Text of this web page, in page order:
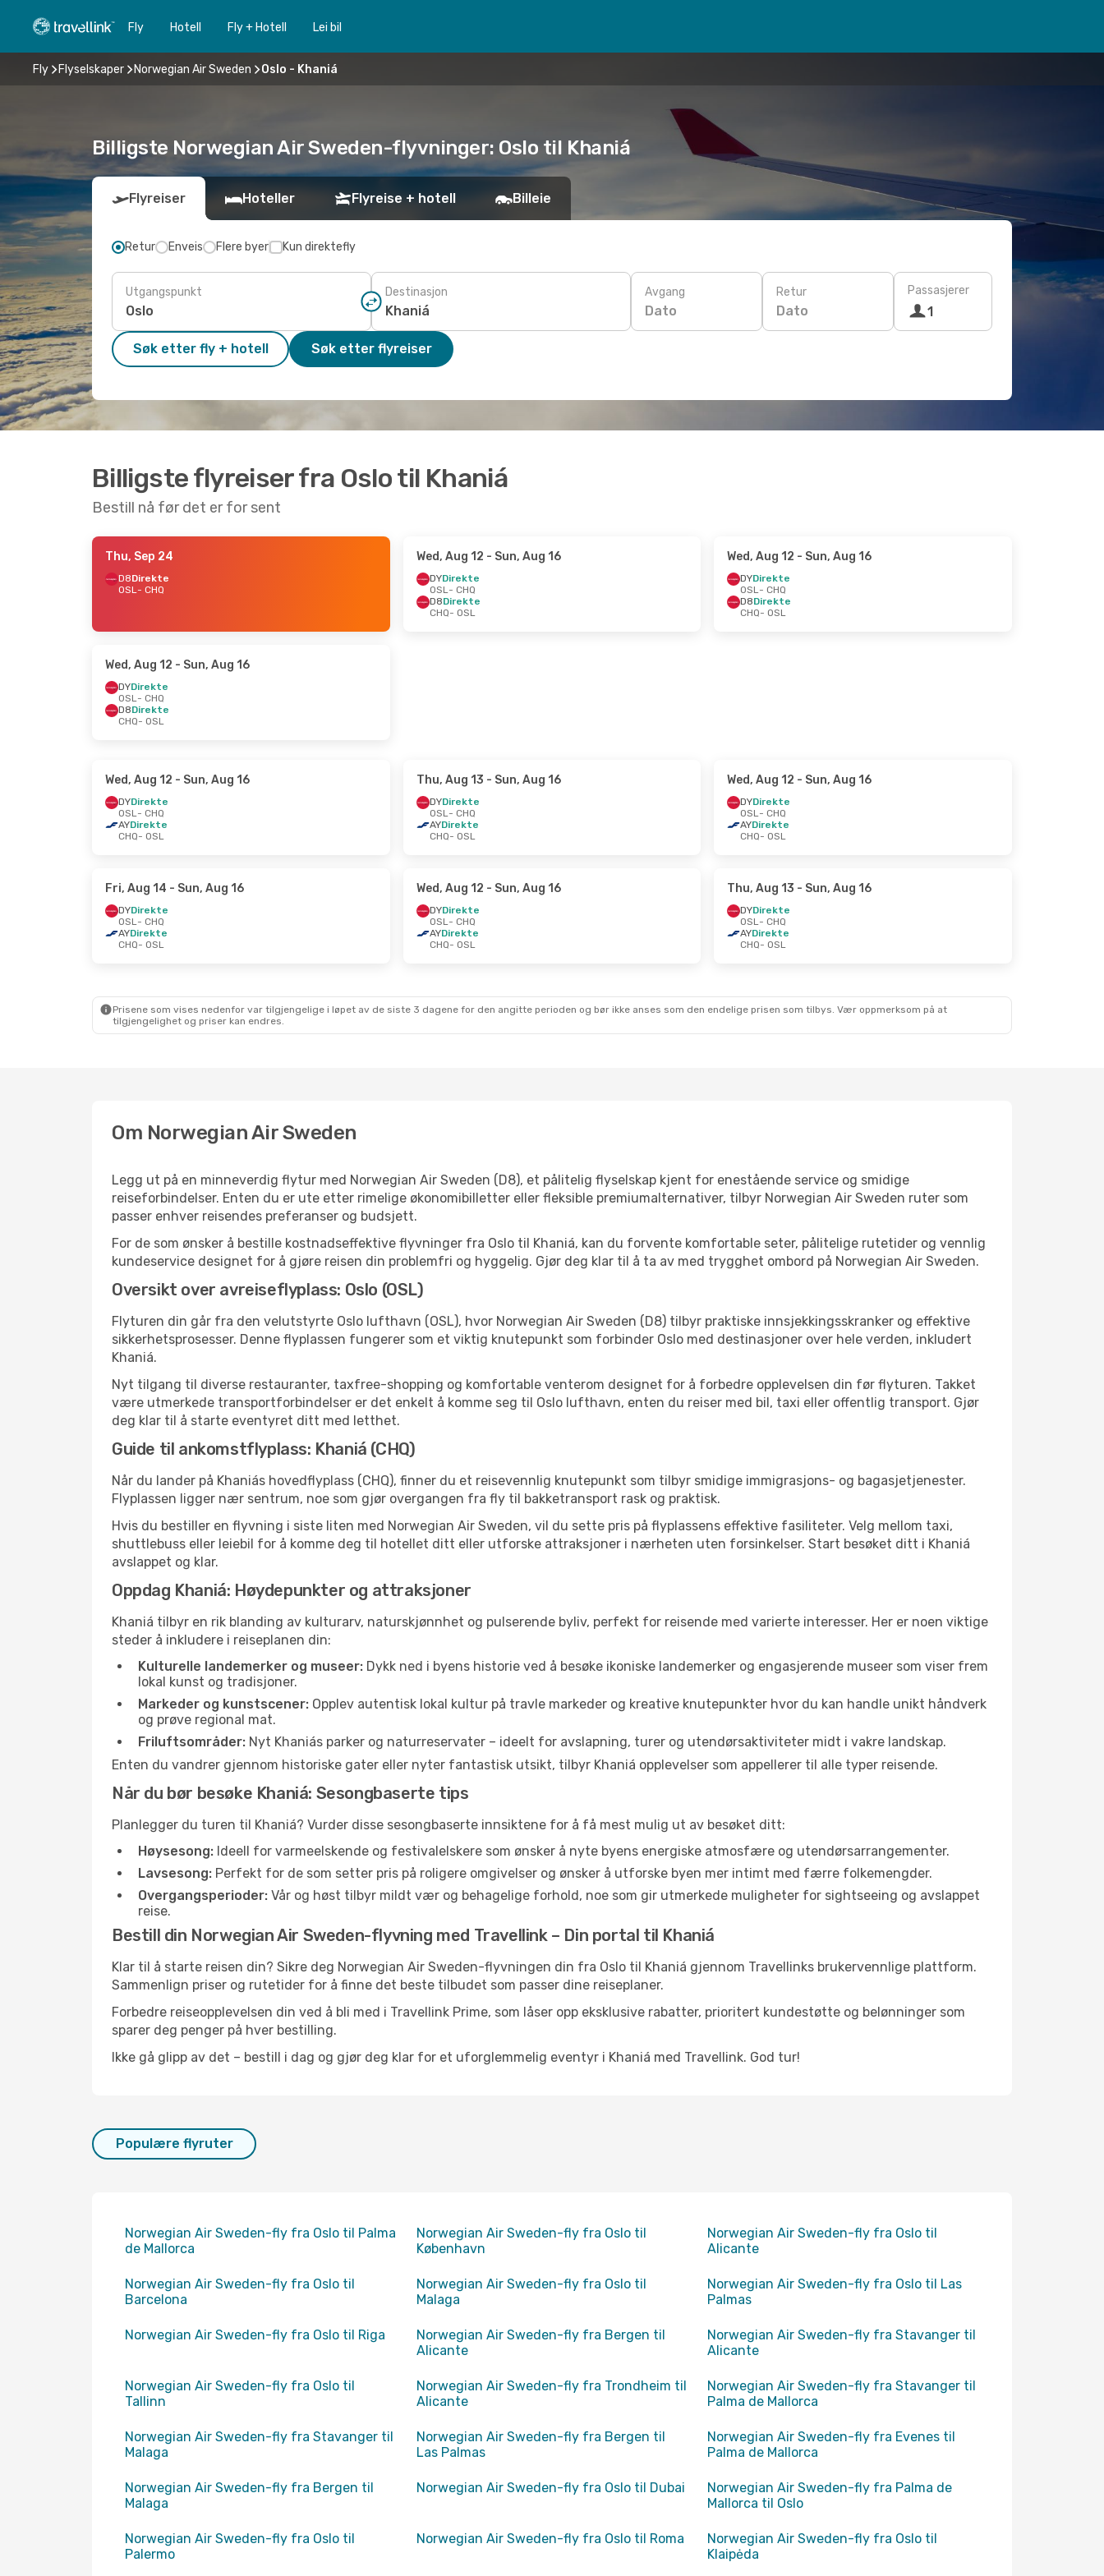
Fly Hotell Fly + Hotell Lei bil
Fly Flyselskaper Norwegian Air Sweden Oslo - Khaniá
Billigste Norwegian Air Sweden-flyvninger: Oslo til Khaniá
Flyreiser Hoteller Flyreise + hotell Billeie
Retur Enveis Flere byer Kun direktefly
Utgangspunkt Destinasjon Avgang
Dato
Retur
Dato
Passasjerer
1
Søk etter fly + hotell Søk etter flyreiser
Billigste flyreiser fra Oslo til Khaniá
Bestill nå før det er for sent
Thu, Sep 24
D8Direkte
OSL- CHQ
Wed, Aug 12 - Sun, Aug 16
DYDirekte
OSL- CHQ
D8Direkte
CHQ- OSL
Wed, Aug 12 - Sun, Aug 16
DYDirekte
OSL- CHQ
D8Direkte
CHQ- OSL
Wed, Aug 12 - Sun, Aug 16
DYDirekte
OSL- CHQ
D8Direkte
CHQ- OSL
Wed, Aug 12 - Sun, Aug 16
DYDirekte
OSL- CHQ
AYDirekte
CHQ- OSL
Thu, Aug 13 - Sun, Aug 16
DYDirekte
OSL- CHQ
AYDirekte
CHQ- OSL
Wed, Aug 12 - Sun, Aug 16
DYDirekte
OSL- CHQ
AYDirekte
CHQ- OSL
Fri, Aug 14 - Sun, Aug 16
DYDirekte
OSL- CHQ
AYDirekte
CHQ- OSL
Wed, Aug 12 - Sun, Aug 16
DYDirekte
OSL- CHQ
AYDirekte
CHQ- OSL
Thu, Aug 13 - Sun, Aug 16
DYDirekte
OSL- CHQ
AYDirekte
CHQ- OSL
Prisene som vises nedenfor var tilgjengelige i løpet av de siste 3 dagene for den angitte perioden og bør ikke anses som den endelige prisen som tilbys. Vær oppmerksom på at
tilgjengelighet og priser kan endres.
Om Norwegian Air Sweden
Legg ut på en minneverdig flytur med Norwegian Air Sweden (D8), et pålitelig flyselskap kjent for enestående service og smidige
reiseforbindelser. Enten du er ute etter rimelige økonomibilletter eller fleksible premiumalternativer, tilbyr Norwegian Air Sweden ruter som
passer enhver reisendes preferanser og budsjett.
For de som ønsker å bestille kostnadseffektive flyvninger fra Oslo til Khaniá, kan du forvente komfortable seter, pålitelige rutetider og vennlig
kundeservice designet for å gjøre reisen din problemfri og hyggelig. Gjør deg klar til å ta av med trygghet ombord på Norwegian Air Sweden.
Oversikt over avreiseflyplass: Oslo (OSL)
Flyturen din går fra den velutstyrte Oslo lufthavn (OSL), hvor Norwegian Air Sweden (D8) tilbyr praktiske innsjekkingsskranker og effektive
sikkerhetsprosesser. Denne flyplassen fungerer som et viktig knutepunkt som forbinder Oslo med destinasjoner over hele verden, inkludert
Khaniá.
Nyt tilgang til diverse restauranter, taxfree-shopping og komfortable venterom designet for å forbedre opplevelsen din før flyturen. Takket
være utmerkede transportforbindelser er det enkelt å komme seg til Oslo lufthavn, enten du reiser med bil, taxi eller offentlig transport. Gjør
deg klar til å starte eventyret ditt med letthet.
Guide til ankomstflyplass: Khaniá (CHQ)
Når du lander på Khaniás hovedflyplass (CHQ), finner du et reisevennlig knutepunkt som tilbyr smidige immigrasjons- og bagasjetjenester.
Flyplassen ligger nær sentrum, noe som gjør overgangen fra fly til bakketransport rask og praktisk.
Hvis du bestiller en flyvning i siste liten med Norwegian Air Sweden, vil du sette pris på flyplassens effektive fasiliteter. Velg mellom taxi,
shuttlebuss eller leiebil for å komme deg til hotellet ditt eller utforske attraksjoner i nærheten uten forsinkelser. Start besøket ditt i Khaniá
avslappet og klar.
Oppdag Khaniá: Høydepunkter og attraksjoner
Khaniá tilbyr en rik blanding av kulturarv, naturskjønnhet og pulserende byliv, perfekt for reisende med varierte interesser. Her er noen viktige
steder å inkludere i reiseplanen din:
Kulturelle landemerker og museer: Dykk ned i byens historie ved å besøke ikoniske landemerker og engasjerende museer som viser frem
lokal kunst og tradisjoner.
Markeder og kunstscener: Opplev autentisk lokal kultur på travle markeder og kreative knutepunkter hvor du kan handle unikt håndverk
og prøve regional mat.
Friluftsområder: Nyt Khaniás parker og naturreservater – ideelt for avslapning, turer og utendørsaktiviteter midt i vakre landskap.
Enten du vandrer gjennom historiske gater eller nyter fantastisk utsikt, tilbyr Khaniá opplevelser som appellerer til alle typer reisende.
Når du bør besøke Khaniá: Sesongbaserte tips
Planlegger du turen til Khaniá? Vurder disse sesongbaserte innsiktene for å få mest mulig ut av besøket ditt:
Høysesong: Ideell for varmeelskende og festivalelskere som ønsker å nyte byens energiske atmosfære og utendørsarrangementer.
Lavsesong: Perfekt for de som setter pris på roligere omgivelser og ønsker å utforske byen mer intimt med færre folkemengder.
Overgangsperioder: Vår og høst tilbyr mildt vær og behagelige forhold, noe som gir utmerkede muligheter for sightseeing og avslappet
reise.
Bestill din Norwegian Air Sweden-flyvning med Travellink – Din portal til Khaniá
Klar til å starte reisen din? Sikre deg Norwegian Air Sweden-flyvningen din fra Oslo til Khaniá gjennom Travellinks brukervennlige plattform.
Sammenlign priser og rutetider for å finne det beste tilbudet som passer dine reiseplaner.
Forbedre reiseopplevelsen din ved å bli med i Travellink Prime, som låser opp eksklusive rabatter, prioritert kundestøtte og belønninger som
sparer deg penger på hver bestilling.
Ikke gå glipp av det – bestill i dag og gjør deg klar for et uforglemmelig eventyr i Khaniá med Travellink. God tur!
Populære flyruter
Norwegian Air Sweden-fly fra Oslo til Palma
de Mallorca
Norwegian Air Sweden-fly fra Oslo til
København
Norwegian Air Sweden-fly fra Oslo til
Alicante
Norwegian Air Sweden-fly fra Oslo til
Barcelona
Norwegian Air Sweden-fly fra Oslo til
Malaga
Norwegian Air Sweden-fly fra Oslo til Las
Palmas
Norwegian Air Sweden-fly fra Oslo til Riga
Norwegian Air Sweden-fly fra Bergen til
Alicante
Norwegian Air Sweden-fly fra Stavanger til
Alicante
Norwegian Air Sweden-fly fra Oslo til
Tallinn
Norwegian Air Sweden-fly fra Trondheim til
Alicante
Norwegian Air Sweden-fly fra Stavanger til
Palma de Mallorca
Norwegian Air Sweden-fly fra Stavanger til
Malaga
Norwegian Air Sweden-fly fra Bergen til
Las Palmas
Norwegian Air Sweden-fly fra Evenes til
Palma de Mallorca
Norwegian Air Sweden-fly fra Bergen til
Malaga
Norwegian Air Sweden-fly fra Oslo til Dubai
Norwegian Air Sweden-fly fra Palma de
Mallorca til Oslo
Norwegian Air Sweden-fly fra Oslo til
Palermo
Norwegian Air Sweden-fly fra Oslo til Roma
Norwegian Air Sweden-fly fra Oslo til
Klaipėda